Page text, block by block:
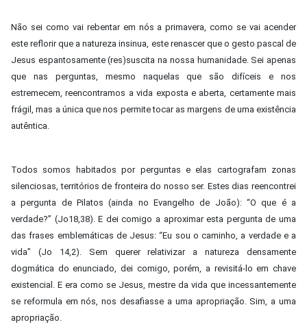
Não sei como vai rebentar em nós a primavera, como se vai acender
este reflorir que a natureza insinua, este renascer que o gesto pascal de
Jesus espantosamente (res)suscita na nossa humanidade. Sei apenas
que nas perguntas, mesmo naquelas que são difíceis e nos
estremecem, reencontramos a vida exposta e aberta, certamente mais
frágil, mas a única que nos permite tocar as margens de uma existência
autêntica.
Todos somos habitados por perguntas e elas cartografam zonas
silenciosas, territórios de fronteira do nosso ser. Estes dias reencontrei
a pergunta de Pilatos (ainda no Evangelho de João): “O que é a
verdade?” (Jo18,38). E dei comigo a aproximar esta pergunta de uma
das frases emblemáticas de Jesus: “Eu sou o caminho, a verdade e a
vida” (Jo 14,2). Sem querer relativizar a natureza densamente
dogmática do enunciado, dei comigo, porém, a revisitá-lo em chave
existencial. E era como se Jesus, mestre da vida que incessantemente
se reformula em nós, nos desafiasse a uma apropriação. Sim, a uma
apropriação.